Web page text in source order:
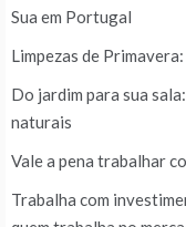
Sua em Portugal
Limpezas de
Do jardim para sua
naturais
Vale a pena trabalhar
Trabalha com